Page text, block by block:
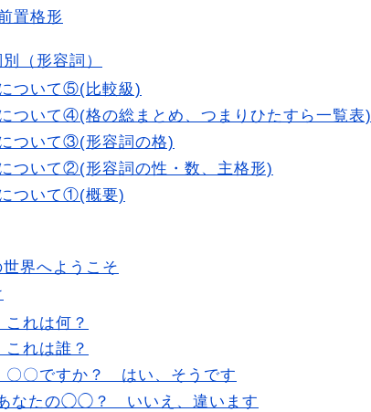
置格形
（形容詞）
ついて⑤(比較級)
ついて④(格の総まとめ、つまりひたすら一覧表)
ついて③(形容詞の格)
ついて②(形容詞の性・数、主格形)
ついて①(概要)
界へようこそ
れは何？
れは誰？
〇ですか？ はい、そうです
なたの◯◯？ いいえ、違います